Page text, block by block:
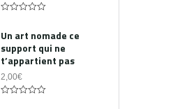
out
of
5
Un art nomade ce
support qui ne
t’appartient pas
2,00€